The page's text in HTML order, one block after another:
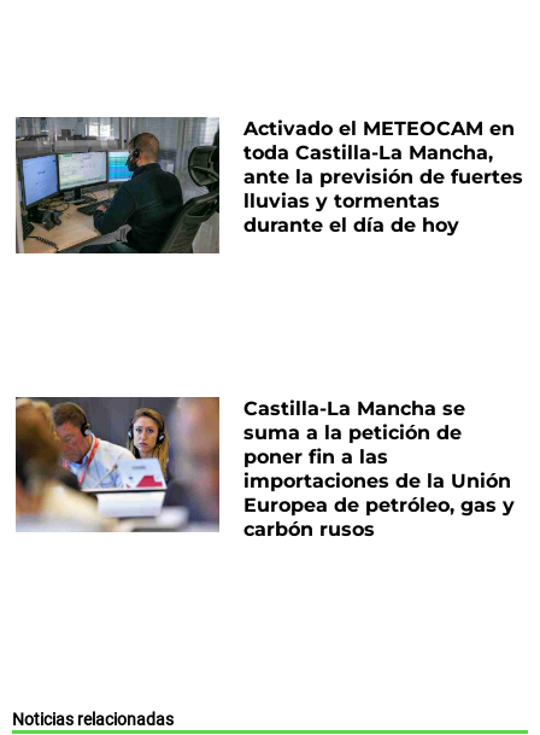
Activado el METEOCAM en
toda Castilla-La Mancha,
ante la previsión de fuertes
lluvias y tormentas
durante el día de hoy
Castilla-La Mancha se
suma a la petición de
poner fin a las
importaciones de la Unión
Europea de petróleo, gas y
carbón rusos
Noticias relacionadas